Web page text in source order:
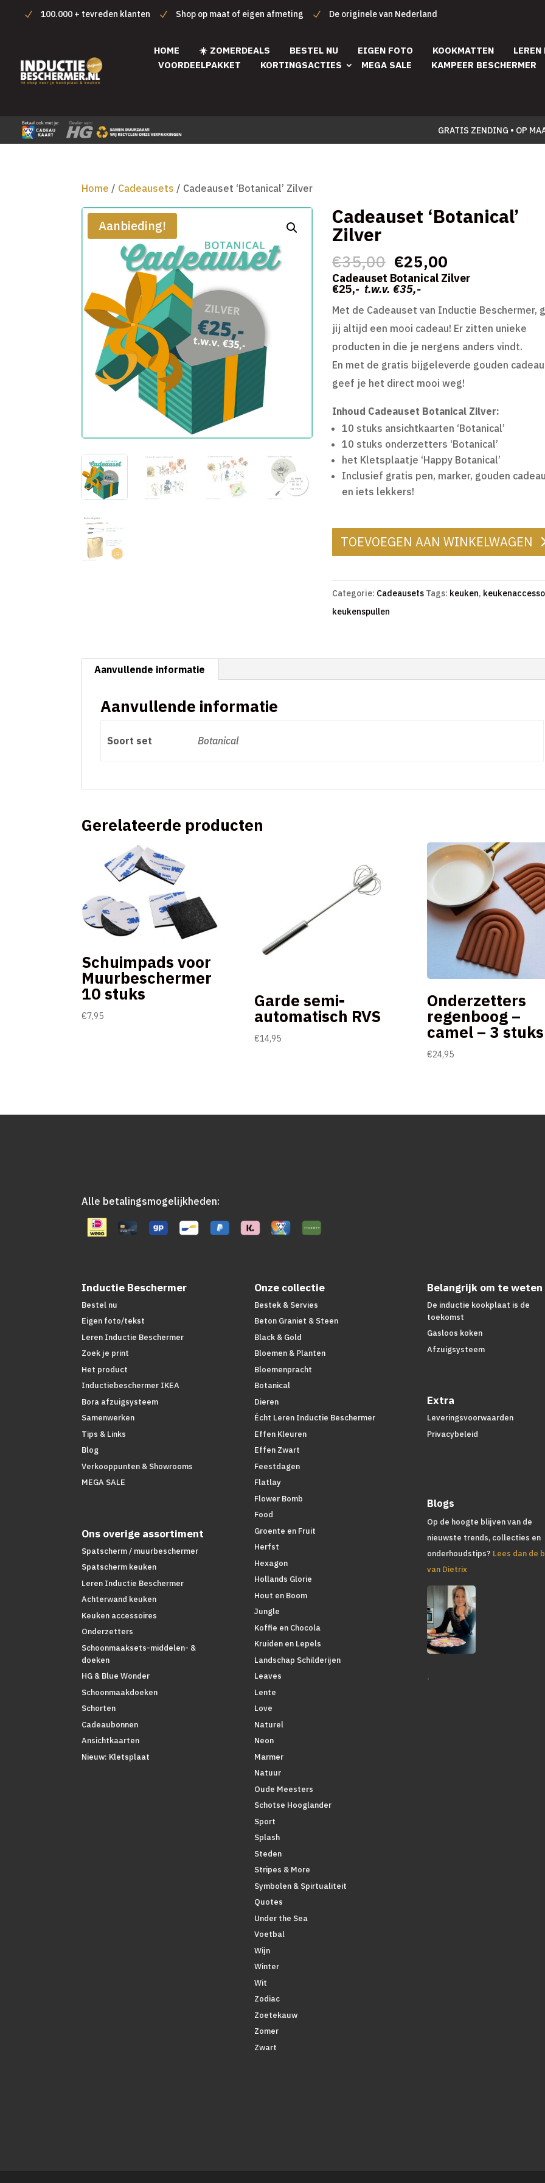
100.000 + tevreden klanten Shop op maat of eigen afmeting De originele van Nederland
HOME ☀️ ZOMERDEALS BESTEL NU EIGEN FOTO KOOKMATTEN LEREN
VOORDEELPAKKET
KORTINGSACTIES MEGA SALE KAMPEER BESCHERMER
GRATIS ZENDING • OP
Home / Cadeausets / Cadeauset ‘Botanical’ Zilver
Aanbieding! Cadeauset ‘Botanical’
Zilver
€35,00 Oorspronkelijke
prijs
was:
€35,00.
€25,00
prijs
€25,00.
Cadeauset Botanical Zilver
€25,- t.w.v. €35,-
Met de Cadeauset van Inductie Beschermer,
jij altijd een mooi cadeau! Er zitten unieke
producten in die je nergens anders vindt.
En met de gratis bijgeleverde gouden
geef je het direct mooi weg!
Inhoud Cadeauset Botanical Zilver:
10 stuks ansichtkaarten ‘Botanical’
10 stuks onderzetters ‘Botanical’
het Kletsplaatje ‘Happy Botanical’
Inclusief gratis pen, marker, gouden
en iets lekkers!
TOEVOEGEN AAN WINKELWAGEN
Categorie: Cadeausets Tags: keuken,
keukenspullen
Aanvullende informatie
Aanvullende informatie
Soort set Botanical
Gerelateerde producten
Schuimpads voor
Muurbeschermer
10 stuks
€7,95
Garde semi-
automatisch RVS
€14,95
Onderzetters
regenboog –
camel – 3 stuks
€24,95
Alle betalingsmogelijkheden:
Inductie Beschermer
Bestel nu
Eigen foto/tekst
Leren Inductie Beschermer
Zoek je print
Het product
Inductiebeschermer IKEA
Bora afzuigsysteem
Samenwerken
Tips & Links
Blog
Verkooppunten & Showrooms
MEGA SALE
Ons overige assortiment
Spatscherm / muurbeschermer
Spatscherm keuken
Leren Inductie Beschermer
Achterwand keuken
Keuken accessoires
Onderzetters
Schoonmaaksets-middelen- &
doeken
HG & Blue Wonder
Schoonmaakdoeken
Schorten
Cadeaubonnen
Ansichtkaarten
Nieuw: Kletsplaat
Onze collectie
Bestek & Servies
Beton Graniet & Steen
Black & Gold
Bloemen & Planten
Bloemenpracht
Botanical
Dieren
Écht Leren Inductie Beschermer
Effen Kleuren
Effen Zwart
Feestdagen
Flatlay
Flower Bomb
Food
Groente en Fruit
Herfst
Hexagon
Hollands Glorie
Hout en Boom
Jungle
Koffie en Chocola
Kruiden en Lepels
Landschap Schilderijen
Leaves
Lente
Love
Naturel
Neon
Marmer
Natuur
Oude Meesters
Schotse Hooglander
Sport
Splash
Steden
Stripes & More
Symbolen & Spirtualiteit
Quotes
Under the Sea
Voetbal
Wijn
Winter
Wit
Zodiac
Zoetekauw
Zomer
Zwart
Belangrijk om te weten
De inductie kookplaat is de
toekomst
Gasloos koken
Afzuigsysteem
Extra
Leveringsvoorwaarden
Privacybeleid
Blogs
Op de hoogte blijven van de
nieuwste trends, collecties en
onderhoudstips? Lees dan de
van Dietrix
.